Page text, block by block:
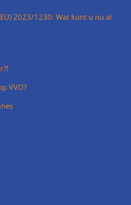
2023/1230: Wat kunt u nu al
VVO?